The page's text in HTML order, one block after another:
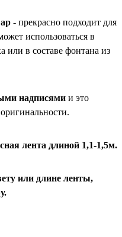
- прекрасно подходит для
использоваться в
или в составе фонтана из
надписями и это
лента длиной 1,1-1,5м.
или длине ленты,